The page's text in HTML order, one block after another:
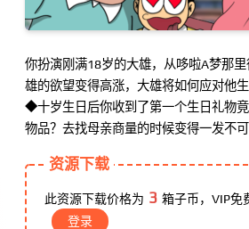
你扮演刚满18岁的大雄，从哆啦A梦那
雄的欲望变得高涨，大雄将如何应对他
◆十岁生日后你收到了第一个生日礼物
物品？去找母亲商量的时候变得一发不
资源下载
此资源下载价格为 3 箱子币，VIP免
登录